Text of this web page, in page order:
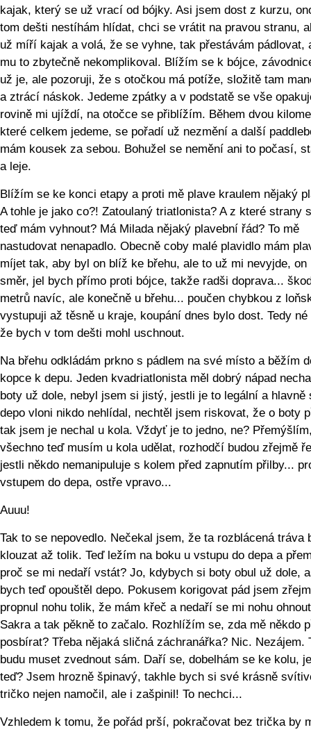
kajak, který se už vrací od bójky. Asi jsem dost z kurzu,
tom dešti nestíhám hlídat, chci se vrátit na pravou stranu,
už míří kajak a volá, že se vyhne, tak přestávám pádlovat,
mu to zbytečně nekomplikoval. Blížím se k bójce,
už je, ale pozoruji, že s otočkou má potíže, složitě tam
a ztrácí náskok. Jedeme zpátky a v podstatě se vše
rovině mi ujíždí, na otočce se přiblížím. Během dvou
které celkem jedeme, se pořadí už nezmění a další
mám kousek za sebou. Bohužel se nemění ani to počasí,
a leje.
Blížím se ke konci etapy a proti mě plave kraulem nějaký
A tohle je jako co?! Zatoulaný triatlonista? A z které strany
teď mám vyhnout? Má Milada nějaký plavební řád? To mě
nastudovat nenapadlo. Obecně coby malé plavidlo mám
míjet tak, aby byl on blíž ke břehu, ale to už mi nevyjde, on
směr, jel bych přímo proti bójce, takže radši doprava...
metrů navíc, ale konečně u břehu... poučen chybkou z
vystupuji až těsně u kraje, koupání dnes bylo dost. Tedy né
že bych v tom dešti mohl uschnout.
Na břehu odkládám prkno s pádlem na své místo a běžím
kopce k depu. Jeden kvadriatlonista měl dobrý nápad
boty už dole, nebyl jsem si jistý, jestli je to legální a hlavně
depo vloni nikdo nehlídal, nechtěl jsem riskovat, že o boty
tak jsem je nechal u kola. Vždyť je to jedno, ne?
všechno teď musím u kola udělat, rozhodčí budou zřejmě
jestli někdo nemanipuluje s kolem před zapnutím přilby...
vstupem do depa, ostře vpravo...
Auuu!
Tak to se nepovedlo. Nečekal jsem, že ta rozblácená tráva
klouzat až tolik. Teď ležím na boku u vstupu do depa a
proč se mi nedaří vstát? Jo, kdybych si boty obul už dole,
bych teď opouštěl depo. Pokusem korigovat pád jsem
propnul nohu tolik, že mám křeč a nedaří se mi nohu
Sakra a tak pěkně to začalo. Rozhlížím se, zda mě někdo
posbírat? Třeba nějaká sličná záchranářka? Nic. Nezájem.
budu muset zvednout sám. Daří se, dobelhám se ke kolu,
teď? Jsem hrozně špinavý, takhle bych si své krásně
tričko nejen namočil, ale i zašpinil! To nechci...
Vzhledem k tomu, že pořád prší, pokračovat bez trička by